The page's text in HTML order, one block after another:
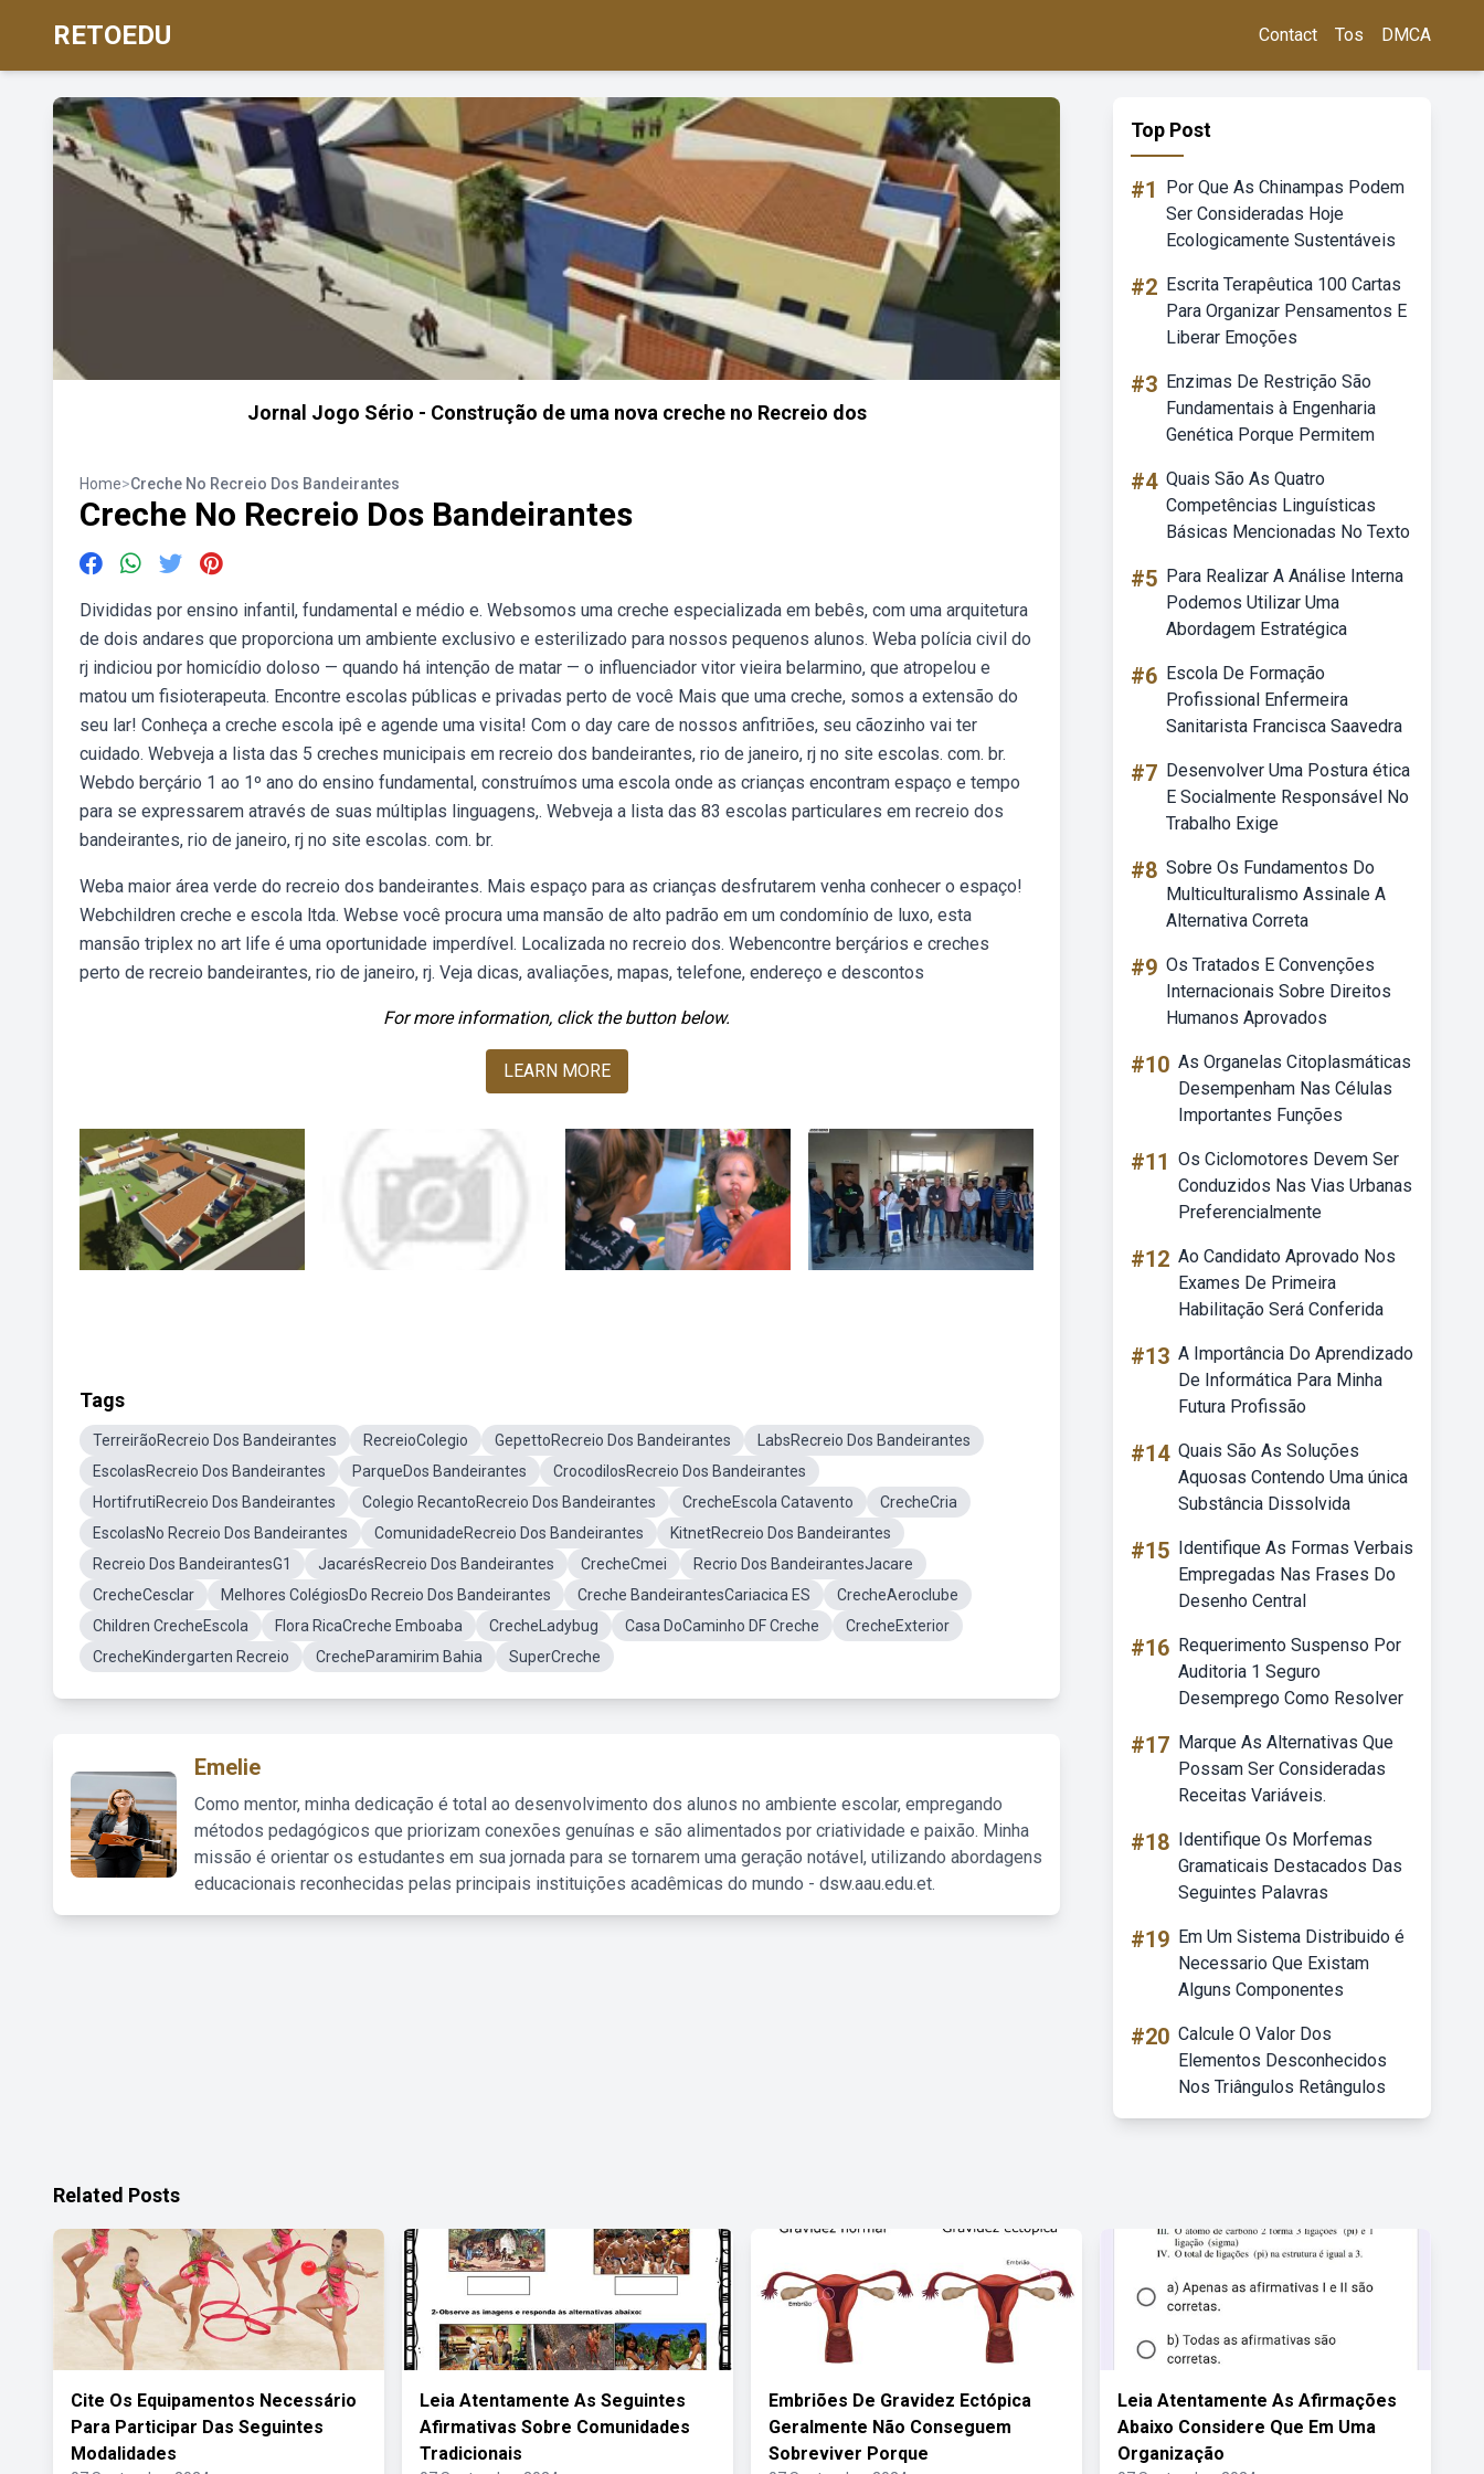
RETOEDU Contact Tos DMCA
Jornal Jogo Sério - Construção de uma nova creche no Recreio dos
Home>Creche No Recreio Dos Bandeirantes
Creche No Recreio Dos Bandeirantes
Divididas por ensino infantil, fundamental e médio e. Websomos uma creche especializada em bebês, com uma arquitetura
de dois andares que proporciona um ambiente exclusivo e esterilizado para nossos pequenos alunos. Weba polícia civil do
rj indiciou por homicídio doloso — quando há intenção de matar — o influenciador vitor vieira belarmino, que atropelou e
matou um fisioterapeuta. Encontre escolas públicas e privadas perto de você Mais que uma creche, somos a extensão do
seu lar! Conheça a creche escola ipê e agende uma visita! Com o day care de nossos anfitriões, seu cãozinho vai ter
cuidado. Webveja a lista das 5 creches municipais em recreio dos bandeirantes, rio de janeiro, rj no site escolas. com. br.
Webdo berçário 1 ao 1º ano do ensino fundamental, construímos uma escola onde as crianças encontram espaço e tempo
para se expressarem através de suas múltiplas linguagens,. Webveja a lista das 83 escolas particulares em recreio dos
bandeirantes, rio de janeiro, rj no site escolas. com. br.
Weba maior área verde do recreio dos bandeirantes. Mais espaço para as crianças desfrutarem venha conhecer o espaço!
Webchildren creche e escola ltda. Webse você procura uma mansão de alto padrão em um condomínio de luxo, esta
mansão triplex no art life é uma oportunidade imperdível. Localizada no recreio dos. Webencontre berçários e creches
perto de recreio bandeirantes, rio de janeiro, rj. Veja dicas, avaliações, mapas, telefone, endereço e descontos
For more information, click the button below.
LEARN MORE
Tags
TerreirãoRecreio Dos Bandeirantes RecreioColegio GepettoRecreio Dos Bandeirantes
LabsRecreio Dos Bandeirantes
EscolasRecreio Dos Bandeirantes
ParqueDos Bandeirantes
CrocodilosRecreio Dos Bandeirantes
HortifrutiRecreio Dos Bandeirantes
Colegio RecantoRecreio Dos Bandeirantes CrecheEscola Catavento
CrecheCria
EscolasNo Recreio Dos Bandeirantes
ComunidadeRecreio Dos Bandeirantes
KitnetRecreio Dos Bandeirantes
Recreio Dos BandeirantesG1
JacarésRecreio Dos Bandeirantes CrecheCmei
Recrio Dos BandeirantesJacare
CrecheCesclar
Melhores ColégiosDo Recreio Dos Bandeirantes Creche BandeirantesCariacica ES
CrecheAeroclube
Children CrecheEscola
Flora RicaCreche Emboaba CrecheLadybug Casa DoCaminho DF Creche
CrecheExterior
CrecheKindergarten Recreio
CrecheParamirim Bahia SuperCreche
Emelie
Como mentor, minha dedicação é total ao desenvolvimento dos alunos no ambiente escolar, empregando
métodos pedagógicos que priorizam conexões genuínas e são alimentados por criatividade e paixão. Minha
missão é orientar os estudantes em sua jornada para se tornarem uma geração notável, utilizando abordagens
educacionais reconhecidas pelas principais instituições acadêmicas do mundo - dsw.aau.edu.et.
Top Post
#1
Por Que As Chinampas Podem
Ser Consideradas Hoje
Ecologicamente Sustentáveis
#2 Escrita Terapêutica 100 Cartas
Para Organizar Pensamentos E
Liberar Emoções
#3 Enzimas De Restrição São
Fundamentais à Engenharia
Genética Porque Permitem
#4 Quais São As Quatro
Competências Linguísticas
Básicas Mencionadas No Texto
#5 Para Realizar A Análise Interna
Podemos Utilizar Uma
Abordagem Estratégica
#6 Escola De Formação
Profissional Enfermeira
Sanitarista Francisca Saavedra
#7 Desenvolver Uma Postura ética
E Socialmente Responsável No
Trabalho Exige
#8 Sobre Os Fundamentos Do
Multiculturalismo Assinale A
Alternativa Correta
#9 Os Tratados E Convenções
Internacionais Sobre Direitos
Humanos Aprovados
#10 As Organelas Citoplasmáticas
Desempenham Nas Células
Importantes Funções
#11 Os Ciclomotores Devem Ser
Conduzidos Nas Vias Urbanas
Preferencialmente
#12 Ao Candidato Aprovado Nos
Exames De Primeira
Habilitação Será Conferida
#13 A Importância Do Aprendizado
De Informática Para Minha
Futura Profissão
#14 Quais São As Soluções
Aquosas Contendo Uma única
Substância Dissolvida
#15 Identifique As Formas Verbais
Empregadas Nas Frases Do
Desenho Central
#16 Requerimento Suspenso Por
Auditoria 1 Seguro
Desemprego Como Resolver
#17 Marque As Alternativas Que
Possam Ser Consideradas
Receitas Variáveis.
#18 Identifique Os Morfemas
Gramaticais Destacados Das
Seguintes Palavras
#19 Em Um Sistema Distribuido é
Necessario Que Existam
Alguns Componentes
#20 Calcule O Valor Dos
Elementos Desconhecidos
Nos Triângulos Retângulos
Related Posts
Cite Os Equipamentos Necessário
Para Participar Das Seguintes
Modalidades
Leia Atentamente As Seguintes
Afirmativas Sobre Comunidades
Tradicionais
Embriões De Gravidez Ectópica
Geralmente Não Conseguem
Sobreviver Porque
Leia Atentamente As Afirmações
Abaixo Considere Que Em Uma
Organização